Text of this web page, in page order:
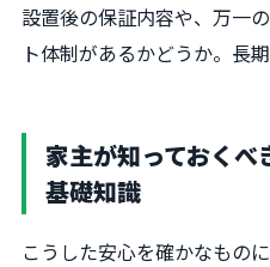
設置後の保証内容や、万一
ト体制があるかどうか。長
家主が知っておくべ
基礎知識
こうした安心を確かなもの